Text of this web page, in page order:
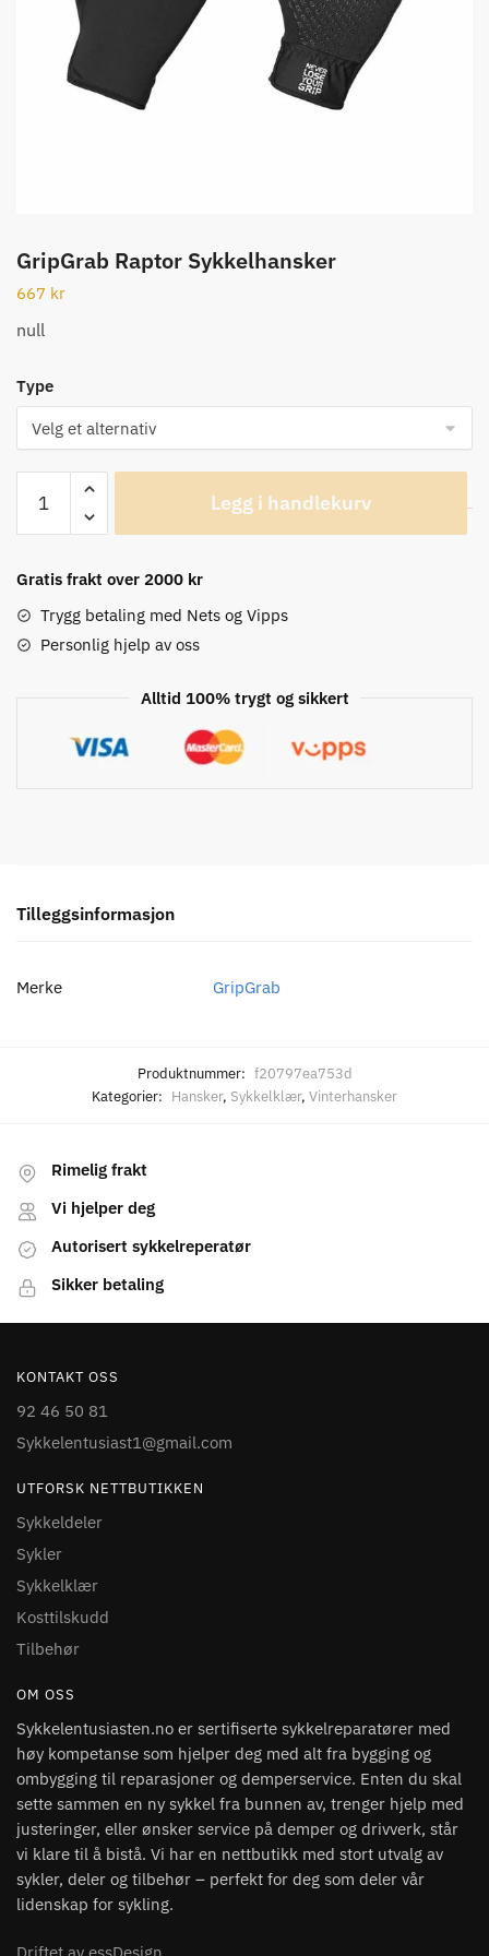
GripGrab Raptor Sykkelhansker
667 kr
null
Type
Raptor
Sykkelhansker
Legg i handlekurv
Gratis frakt over 2000 kr
Trygg betaling med Nets og Vipps
Personlig hjelp av oss
Alltid 100% trygt og sikkert
Tilleggsinformasjon
Merke GripGrab
Produktnummer: f20797ea753d
Kategorier: Hansker, Sykkelklær, Vinterhansker
Rimelig frakt
Vi hjelper deg
Autorisert sykkelreperatør
Sikker betaling
KONTAKT OSS
92 46 50 81
Sykkelentusiast1@gmail.com
UTFORSK NETTBUTIKKEN
Sykkeldeler
Sykler
Sykkelklær
Kosttilskudd
Tilbehør
OM OSS
Sykkelentusiasten.no er sertifiserte sykkelreparatører med
høy kompetanse som hjelper deg med alt fra bygging og
ombygging til reparasjoner og demperservice. Enten du skal
sette sammen en ny sykkel fra bunnen av, trenger hjelp med
justeringer, eller ønsker service på demper og drivverk, står
vi klare til å bistå. Vi har en nettbutikk med stort utvalg av
sykler, deler og tilbehør – perfekt for deg som deler vår
lidenskap for sykling.